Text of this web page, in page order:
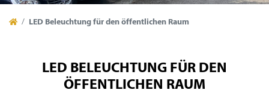
LED Beleuchtung für den öffentlichen Raum
LED BELEUCHTUNG FÜR DEN
ÖFFENTLICHEN RAUM